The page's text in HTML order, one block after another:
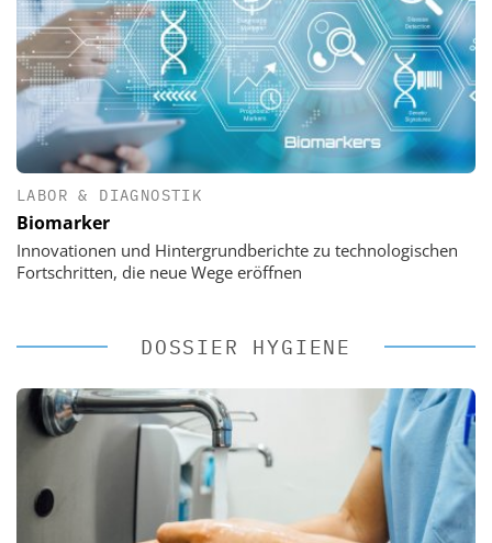
LABOR & DIAGNOSTIK
Biomarker
Innovationen und Hintergrundberichte zu technologischen
Fortschritten, die neue Wege eröffnen
DOSSIER HYGIENE